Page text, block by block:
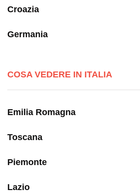
Croazia
Germania
COSA VEDERE IN ITALIA
Emilia Romagna
Toscana
Piemonte
Lazio